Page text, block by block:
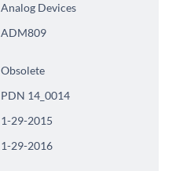
Analog Devices
ADM809
Obsolete
PDN 14_0014
1-29-2015
1-29-2016